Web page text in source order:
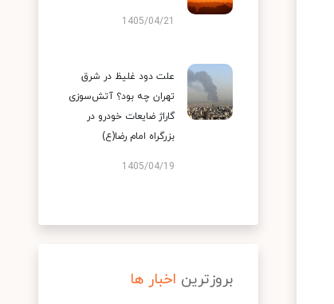
1405/04/21
علت دود غلیظ در شرق
تهران چه بود؟ آتش‌سوزی
گاراژ ضایعات خودرو در
بزرگراه امام رضا(ع)
1405/04/19
بروزترین اخبار ها